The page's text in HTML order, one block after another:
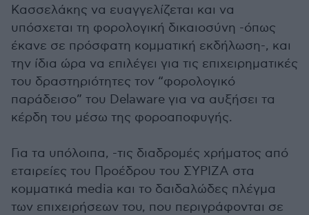
Κασσελάκης να ευαγγελίζεται και να
υπόσχεται τη φορολογική δικαιοσύνη -όπως
έκανε σε πρόσφατη κομματική εκδήλωση-, και
την ίδια ώρα να επιλέγει για τις επιχειρηματικές
του δραστηριότητες τον “φορολογικό
παράδεισο” του Delaware για να αυξήσει τα
κέρδη του μέσω της φοροαποφυγής.
Για τα υπόλοιπα, -τις διαδρομές χρήματος από
εταιρείες του Προέδρου του ΣΥΡΙΖΑ στα
κομματικά media και το δαιδαλώδες πλέγμα
των επιχειρήσεων του, που περιγράφονται σε